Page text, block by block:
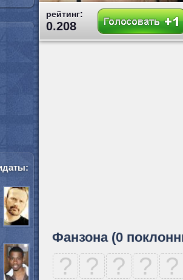
рейтинг:
0.208
Фанзона (0
? ? ? ? ?